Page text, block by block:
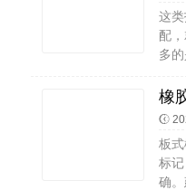
这
配
多
板
标
确。